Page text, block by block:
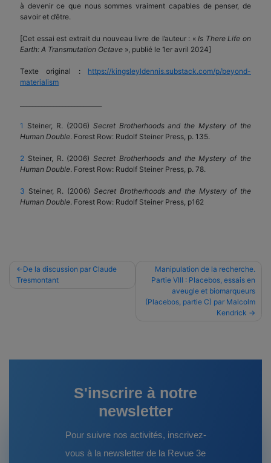
à devenir ce que nous sommes vraiment capables de penser, de
savoir et d’être.
[Cet essai est extrait du nouveau livre de l’auteur : «Is There Life on
Earth: A Transmutation Octave », publié le 1er avril 2024]
Texte original : https://kingsleyldennis.substack.com/p/beyond-
materialism
1 Steiner, R. (2006) Secret Brotherhoods and the Mystery of the
Human Double. Forest Row: Rudolf Steiner Press, p. 135.
2 Steiner, R. (2006)Secret Brotherhoods and the Mystery of the
Human Double. Forest Row: Rudolf Steiner Press, p. 78.
3 Steiner, R. (2006) Secret Brotherhoods and the Mystery of the
Human Double. Forest Row: Rudolf Steiner Press, p162
Navigation
de
De la discussion par Claude
Tresmontant
Manipulation de la recherche.
Partie VIII : Placebos, essais en
aveugle et biomarqueurs
(Placebos, partie C) par Malcolm
Kendrick
S'inscrire à notre
newsletter
Pour suivre nos activités, inscrivez-
vous à la newsletter de la Revue 3e